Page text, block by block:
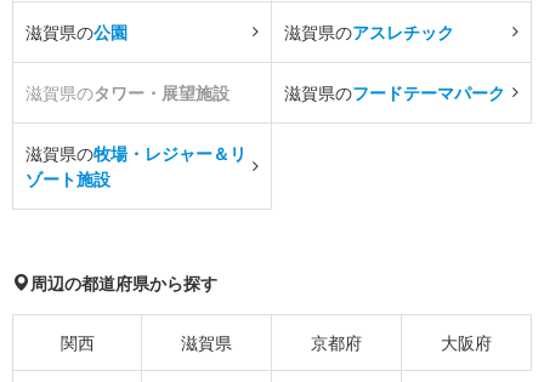
滋賀県の公園 滋賀県のアスレチック
滋賀県のタワー・展望施設 滋賀県のフードテーマパーク
滋賀県の牧場・レジャー＆リ
ゾート施設
周辺の都道府県から探す
関西 滋賀県 京都府 大阪府